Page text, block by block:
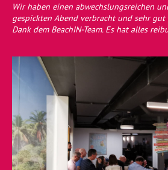
Wir haben einen abwechslungsreichen
gespickten Abend verbracht und sehr gut
Dank dem BeachIN-Team. Es hat alles